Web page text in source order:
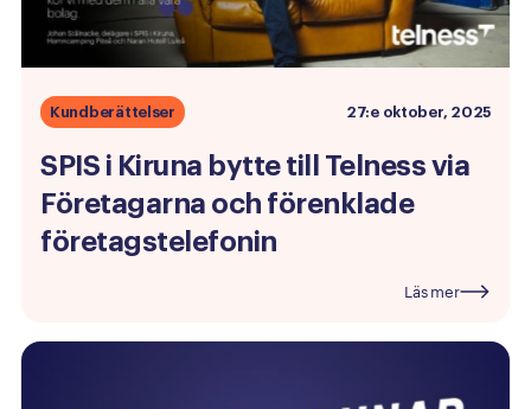
Kundberättelser 27:e oktober, 2025
SPIS i Kiruna bytte till Telness via
Företagarna och förenklade
företagstelefonin
Läs mer